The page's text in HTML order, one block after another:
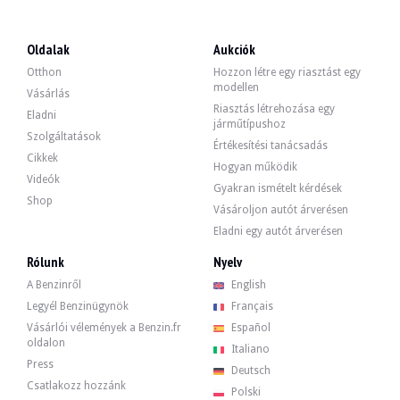
CARTE GRISE
Videó
Leírás
Ez az 1996-os Audi A8 4.2 német eredetű és 154 900 km van. Az eladó
Kívülről a zöld karosszéria néhány hibát mutat, amelyek a galériában
Belül az eladó szerint a jármű jó állapotban van. A kárpitozás fekete bőrből
- Elektromos napfénytető fotovoltaikus panelekkel.
Oldalak
Otthon
Vásárlás
Eladni
Szolgáltatások
Cikkek
Videók
Shop
Aukciók
Hozzon létre egy riasztást egy
modellen
Riasztás létrehozása egy
járműtípushoz
Értékesítési tanácsadás
Hogyan működik
Gyakran ismételt kérdések
Vásároljon autót árverésen
Eladni egy autót árverésen
Rólunk
A Benzinről
Legyél Benzinügynök
Vásárlói vélemények a Benzin.fr
oldalon
Press
Csatlakozz hozzánk
Nyelv
English
Français
Español
Italiano
Deutsch
Polski